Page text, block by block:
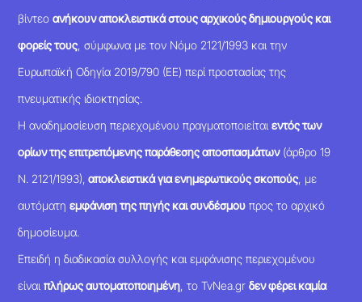
βίντεοανήκουν αποκλειστικά στους αρχικούς δημιουργούς και
φορείς τους , σύμφωνα με τον Νόμο 2121/1993 και την
Ευρωπαϊκή Οδηγία 2019/790 (ΕΕ) περί προστασίας της
πνευματικής ιδιοκτησίας.
Η αναδημοσίευση περιεχομένου πραγματοποιείταιεντός των
ορίων της επιτρεπόμενης παράθεσης αποσπασμάτων(άρθρο 19
Ν. 2121/1993), αποκλειστικά για ενημερωτικούς σκοπούς , με
αυτόματηεμφάνιση της πηγής και συνδέσμου προς το αρχικό
δημοσίευμα.
Επειδή η διαδικασία συλλογής και εμφάνισης περιεχομένου
είναιπλήρως αυτοματοποιημένη , το TvNea.grδεν φέρει καμία